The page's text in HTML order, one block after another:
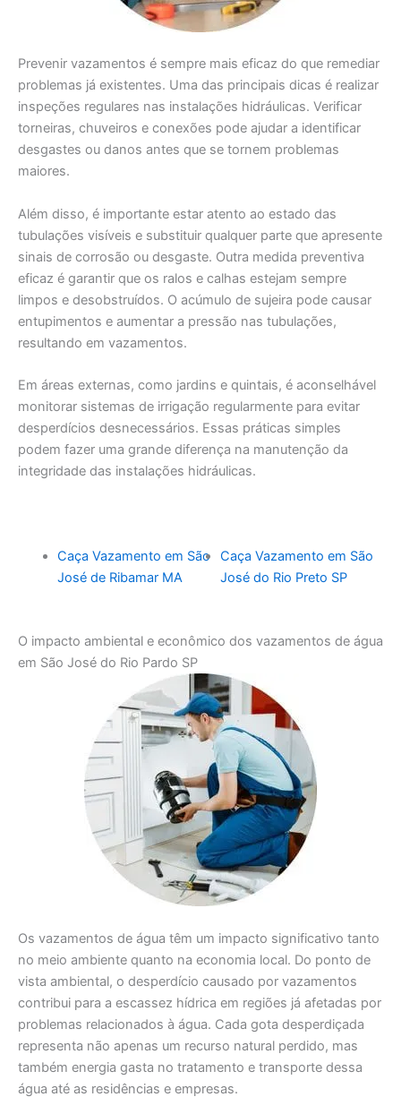
Prevenir vazamentos é sempre mais eficaz do que remediar
problemas já existentes. Uma das principais dicas é realizar
inspeções regulares nas instalações hidráulicas. Verificar
torneiras, chuveiros e conexões pode ajudar a identificar
desgastes ou danos antes que se tornem problemas
maiores.
Além disso, é importante estar atento ao estado das
tubulações visíveis e substituir qualquer parte que apresente
sinais de corrosão ou desgaste. Outra medida preventiva
eficaz é garantir que os ralos e calhas estejam sempre
limpos e desobstruídos. O acúmulo de sujeira pode causar
entupimentos e aumentar a pressão nas tubulações,
resultando em vazamentos.
Em áreas externas, como jardins e quintais, é aconselhável
monitorar sistemas de irrigação regularmente para evitar
desperdícios desnecessários. Essas práticas simples
podem fazer uma grande diferença na manutenção da
integridade das instalações hidráulicas.
Caça Vazamento em São
José de Ribamar MA
Caça Vazamento em São
José do Rio Preto SP
O impacto ambiental e econômico dos vazamentos de água
em São José do Rio Pardo SP
Os vazamentos de água têm um impacto significativo tanto
no meio ambiente quanto na economia local. Do ponto de
vista ambiental, o desperdício causado por vazamentos
contribui para a escassez hídrica em regiões já afetadas por
problemas relacionados à água. Cada gota desperdiçada
representa não apenas um recurso natural perdido, mas
também energia gasta no tratamento e transporte dessa
água até as residências e empresas.